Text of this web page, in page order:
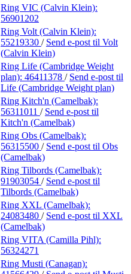
Ring VIC (Calvin Klein):
56901202
Ring Volt (Calvin Klein):
55219330 / Send e-post til Volt
(Calvin Klein)
Ring Life (Cambridge Weight
plan): 46411378 / Send e-post til
Life (Cambridge Weight plan)
Ring Kitch'n (Camelbak):
56311011 / Send e-post til
Kitch'n (Camelbak)
Ring Obs (Camelbak):
56315500 / Send e-post til Obs
(Camelbak)
Ring Tilbords (Camelbak):
91903054 / Send e-post til
Tilbords (Camelbak)
Ring XXL (Camelbak):
24083480 / Send e-post til XXL
(Camelbak)
Ring VITA (Camilla Pihl):
56324271
Ring Musti (Canagan):